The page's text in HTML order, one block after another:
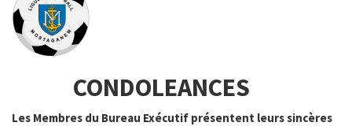
CONDOLEANCES
Les Membres du Bureau Exécutif présentent leurs sincères